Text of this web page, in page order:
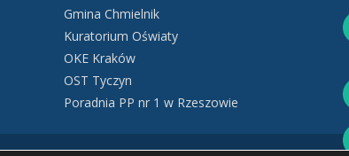
Gmina Chmielnik
Kuratorium Oświaty
OKE Kraków
OST Tyczyn
Poradnia PP nr 1 w Rzeszowie